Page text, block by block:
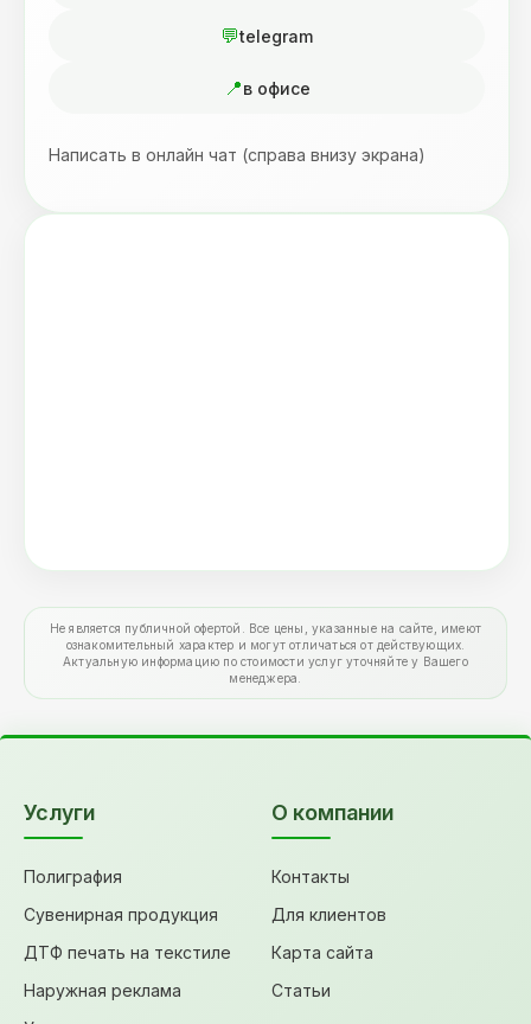
telegram
в офисе
Написать в онлайн чат (справа внизу экрана)
Не является публичной офертой. Все цены, указанные на сайте, имеют
ознакомительный характер и могут отличаться от действующих.
Актуальную информацию по стоимости услуг уточняйте у Вашего
менеджера.
Услуги
Полиграфия
Сувенирная продукция
ДТФ печать на текстиле
Наружная реклама
О компании
Контакты
Для клиентов
Карта сайта
Статьи